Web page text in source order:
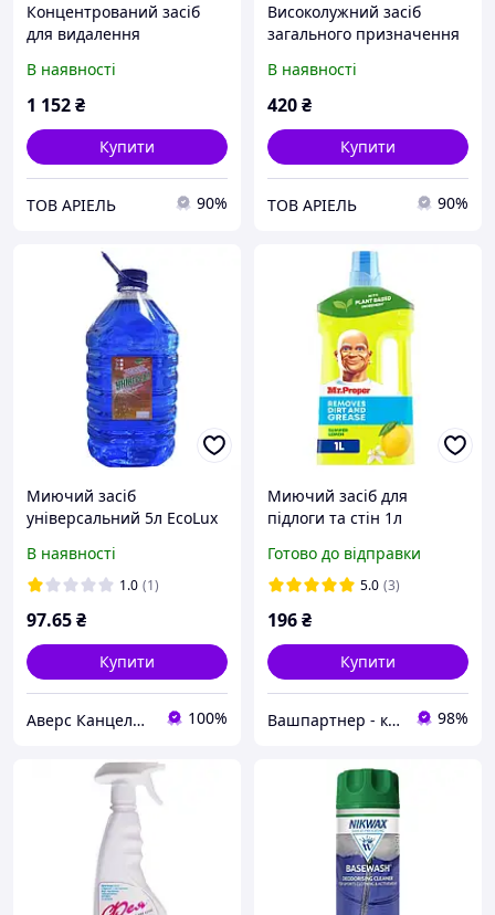
Концентрований засіб
для видалення
у ванних кімнатах Cif
Professional Washroom
В наявності
1 152₴
Купити
ТОВ АРІЕЛЬ 90%
Високолужний засіб
загального призначення
Cleaner, 750 мл
В наявності
420₴
Купити
ТОВ АРІЕЛЬ 90%
Миючий засіб
універсальний 5л EcoLux
В наявності
1.0 (1)
97.65₴
Купити
Аверс Канцелярія 100%
Миючий засіб для
підлоги та стін 1л
Готово до відправки
5.0 (3)
196₴
Купити
Вашпартнер - канцтовари, іграшки та дитяча книга, побутова хімія 98%